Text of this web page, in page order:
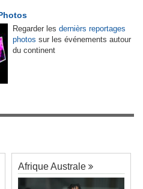
Regarder les dernièrs reportages
photos sur les événements autour
du continent
Afrique Australe